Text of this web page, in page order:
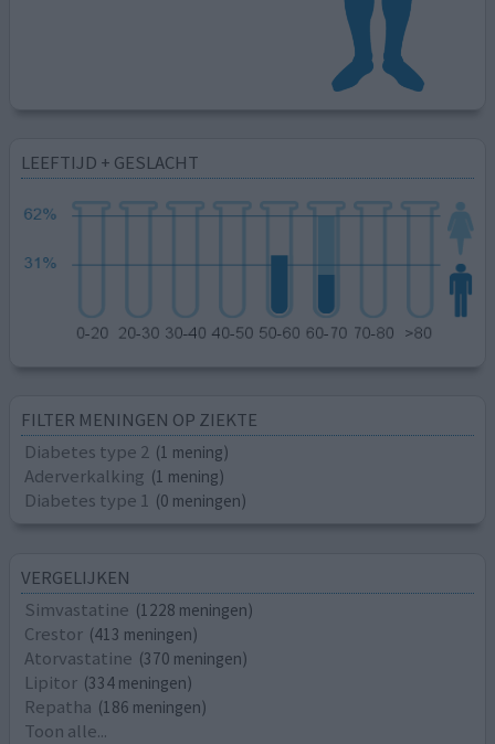
LEEFTIJD + GESLACHT
FILTER MENINGEN OP ZIEKTE
Diabetes type 2 (1 mening)
Aderverkalking (1 mening)
Diabetes type 1 (0 meningen)
VERGELIJKEN
Simvastatine (1228 meningen)
Crestor (413 meningen)
Atorvastatine (370 meningen)
Lipitor (334 meningen)
Repatha (186 meningen)
Toon alle...